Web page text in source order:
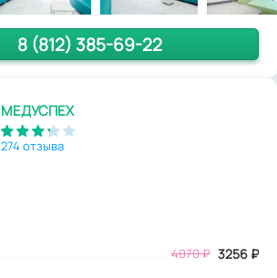
8 (812) 385-69-22
МЕДУСПЕХ
274 отзыва
4070₽ 3256 ₽